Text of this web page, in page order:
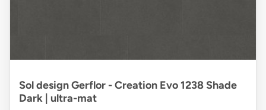
Sol design Gerflor - Creation Evo 1238 Shade
Dark | ultra-mat